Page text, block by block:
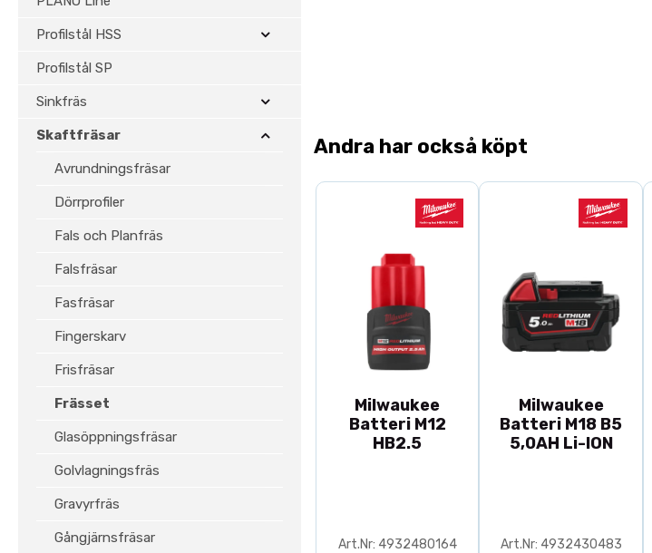
Profilstål HSS
Profilstål SP
Sinkfräs
Skaftfräsar
Avrundningsfräsar
Dörrprofiler
Fals och Planfräs
Falsfräsar
Fasfräsar
Fingerskarv
Frisfräsar
Frässet
Glasöppningsfräsar
Golvlagningsfräs
Gravyrfräs
Gångjärnsfräsar
Andra har också köpt
Milwaukee
Batteri M12
HB2.5
Art.Nr: 4932480164
Milwaukee
Batteri M18 B5
5,0AH Li-ION
Art.Nr: 4932430483